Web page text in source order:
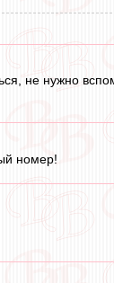
не нужно
номер!